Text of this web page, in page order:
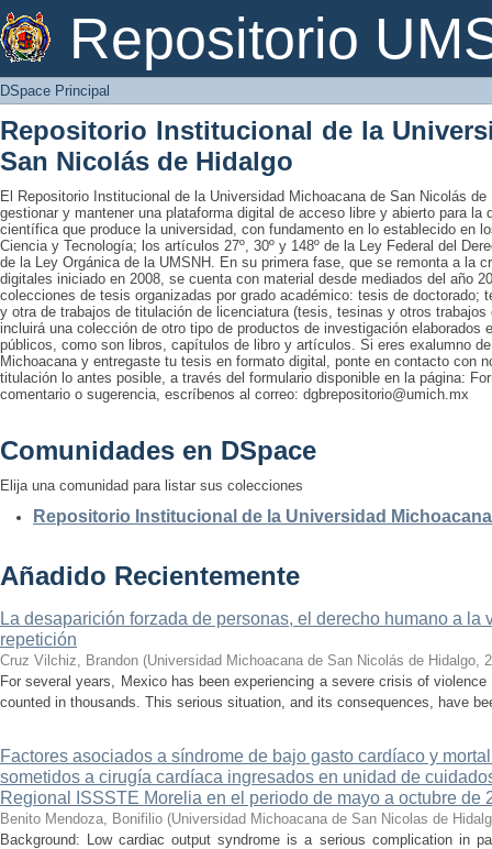
Repositorio
DSpace Principal
DSpace Principal
Repositorio Institucional de la
San Nicolás de Hidalgo
El Repositorio Institucional de la Universidad Michoacana de San Nicolás
gestionar y mantener una plataforma digital de acceso libre y abierto para la
científica que produce la universidad, con fundamento en lo establecido en
Ciencia y Tecnología; los artículos 27º, 30º y 148º de la Ley Federal del
de la Ley Orgánica de la UMSNH. En su primera fase, que se remonta a la
digitales iniciado en 2008, se cuenta con material desde mediados del año
colecciones de tesis organizadas por grado académico: tesis de doctorado;
y otra de trabajos de titulación de licenciatura (tesis, tesinas y otros
incluirá una colección de otro tipo de productos de investigación elaborados
públicos, como son libros, capítulos de libro y artículos. Si eres exalumno
Michoacana y entregaste tu tesis en formato digital, ponte en contacto con
titulación lo antes posible, a través del formulario disponible en la página:
comentario o sugerencia, escríbenos al correo: dgbrepositorio@umich.mx
Comunidades en DSpace
Elija una comunidad para listar sus colecciones
Repositorio Institucional de la Universidad
Añadido Recientemente
La desaparición forzada de personas, el derecho humano a la
repetición
Cruz Vilchiz, Brandon (Universidad Michoacana de San Nicolás de Hidalgo,
For several years, Mexico has been experiencing a severe crisis of
counted in thousands. This serious situation, and its consequences, have
Factores asociados a síndrome de bajo gasto cardíaco y
sometidos a cirugía cardíaca ingresados en unidad de
Regional ISSSTE Morelia en el periodo de mayo a octubre de
Benito Mendoza, Bonifilio (Universidad Michoacana de San Nicolas de
Background: Low cardiac output syndrome is a serious complication in